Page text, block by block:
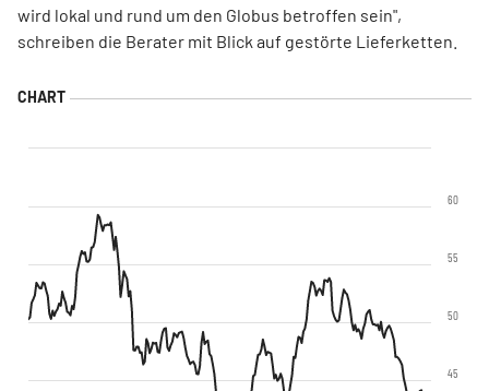
wird lokal und rund um den Globus betroffen sein",
schreiben die Berater mit Blick auf gestörte Lieferketten.
45
50
55
60